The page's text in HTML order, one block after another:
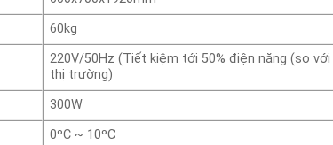
60kg
220V/50Hz (Tiết kiệm tới 50% điện năng (so
thị trường)
300W
0ºC ~ 10ºC